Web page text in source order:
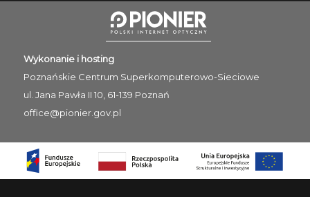
Wykonanie i hosting
Poznańskie Centrum Superkomputerowo-Sieciowe
ul. Jana Pawła II 10, 61-139 Poznań
office@pionier.gov.pl